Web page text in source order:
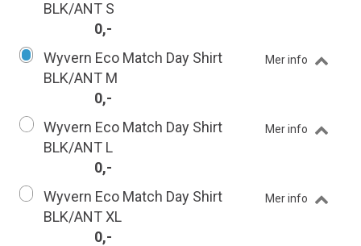
BLK/ANT S
0,-
Wyvern Eco Match Day Shirt
BLK/ANT M
Mer info
0,-
Wyvern Eco Match Day Shirt
BLK/ANT L
Mer info
0,-
Wyvern Eco Match Day Shirt
BLK/ANT XL
Mer info
0,-